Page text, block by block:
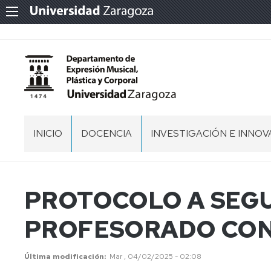
INICIO
DIRECTIVO
COMISIÓN
PERMANENTE
ÁREAS
DOCENCIA
HUMANAS
Y
EDUCACIÓN
DE
INVESTIGACIÓN E
PROTOCOLO A
PROFESORADO
Última modificación Mar , 04/02/2025 - 02:08